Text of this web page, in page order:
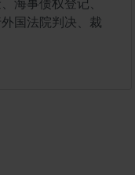
海事债权登记、
国法院判决、裁